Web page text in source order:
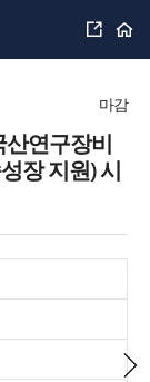
공
하
홈
마감
산연구장비
장 지원) 시